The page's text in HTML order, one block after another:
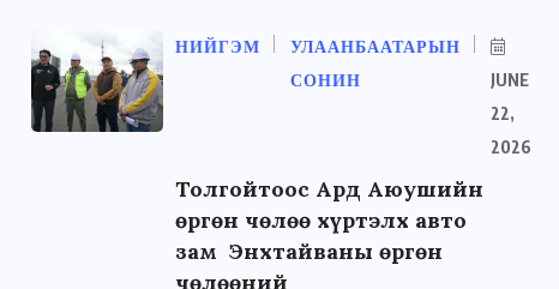
НИЙГЭМ
УЛААНБААТАРЫН
СОНИН
JUNE
22,
2026
Толгойтоос Ард Аюушийн
өргөн чөлөө хүртэлх авто
зам Энхтайваны өргөн
чөлөөний